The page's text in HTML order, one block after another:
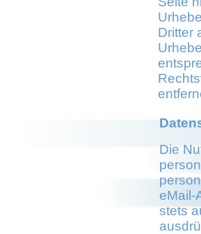
Dritter
Die
eMail-
stets